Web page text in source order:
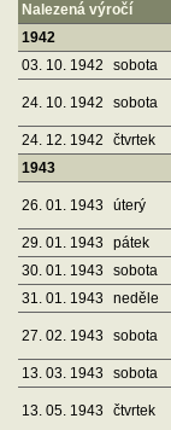
Nalezená výročí
1942
03. 10. 1942
sobota
24. 10. 1942 sobota
24. 12. 1942
čtvrtek
1943
26. 01. 1943 úterý
29. 01. 1943
pátek
30. 01. 1943
sobota
31. 01. 1943
neděle
27. 02. 1943 sobota
13. 03. 1943
sobota
13. 05. 1943 čtvrtek